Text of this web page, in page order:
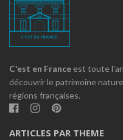
C'est en France est toute
découvrir le patrimoine
régions françaises.
ARTICLES PAR THEME